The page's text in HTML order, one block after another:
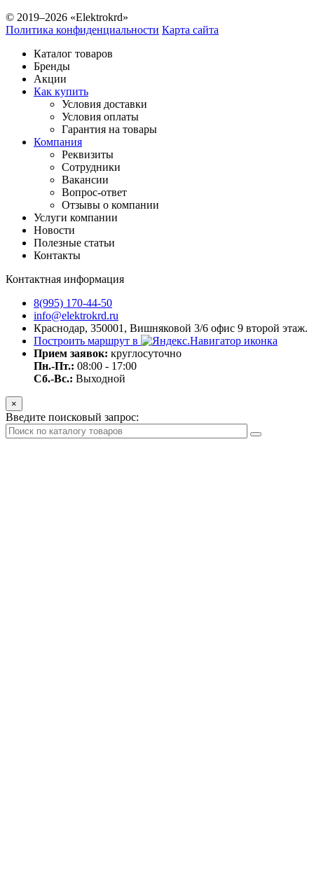
© 2019–2026 «Elektrokrd»
Политика конфиденциальности Карта сайта
Каталог товаров
Бренды
Акции
Как купить
Условия доставки
Условия оплаты
Гарантия на товары
Компания
Реквизиты
Сотрудники
Вакансии
Вопрос-ответ
Отзывы о компании
Услуги компании
Новости
Полезные статьи
Контакты
Контактная информация
8(995) 170-44-50
info@elektrokrd.ru
Краснодар, 350001, Вишняковой 3/6 офис 9 второй этаж.
Построить маршрут в
Прием заявок: круглосуточно
Пн.-Пт.: 08:00 - 17:00
Сб.-Вс.: Выходной
×
Введите поисковый запрос: